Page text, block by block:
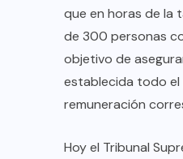
que en horas de la
de 300 personas
objetivo de
establecida todo el
remuneración
Hoy el Tribunal